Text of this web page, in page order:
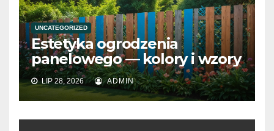
UNCATEGORIZED
Estetyka ogrodzenia
panelowego — kolory i wzory
LIP 28, 2026 ADMIN